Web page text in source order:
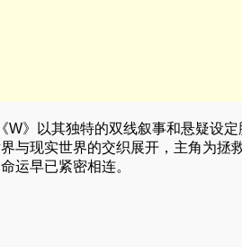
W》以其独特的双线叙事和悬疑设定
与现实世界的交织展开，主角为拯
运早已紧密相连。